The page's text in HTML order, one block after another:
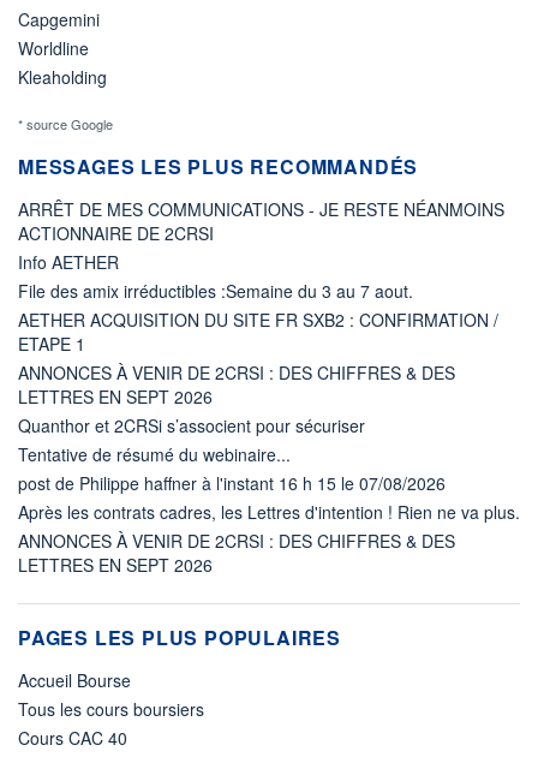
Capgemini
Worldline
Kleaholding
* source Google
MESSAGES LES PLUS RECOMMANDÉS
ARRÊT DE MES COMMUNICATIONS - JE RESTE NÉANMOINS
ACTIONNAIRE DE 2CRSI
Info AETHER
File des amix irréductibles :Semaine du 3 au 7 aout.
AETHER ACQUISITION DU SITE FR SXB2 : CONFIRMATION /
ETAPE 1
ANNONCES À VENIR DE 2CRSI : DES CHIFFRES & DES
LETTRES EN SEPT 2026
Quanthor et 2CRSi s’associent pour sécuriser
Tentative de résumé du webinaire...
post de Philippe haffner à l'instant 16 h 15 le 07/08/2026
Après les contrats cadres, les Lettres d'intention ! Rien ne va plus.
ANNONCES À VENIR DE 2CRSI : DES CHIFFRES & DES
LETTRES EN SEPT 2026
PAGES LES PLUS POPULAIRES
Accueil Bourse
Tous les cours boursiers
Cours CAC 40